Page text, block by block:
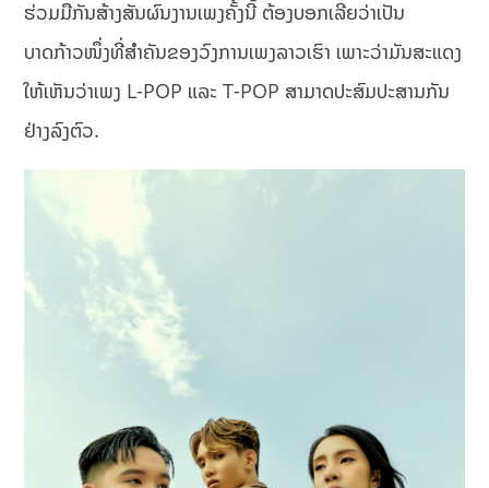
ຮ່ວມມືກັນສ້າງສັນຜົນງານເພງຄັ້ງນີ້ ຕ້ອງບອກເລີຍວ່າເປັນ
ບາດກ້າວໜຶ່ງທີ່ສຳຄັນຂອງວົງການເພງລາວເຮົາ ເພາະວ່າມັນສະແດງ
ໃຫ້ເຫັນວ່າເພງ L-POP ແລະ T-POP ສາມາດປະສົມປະສານກັນ
ຢ່າງລົງຕົວ.